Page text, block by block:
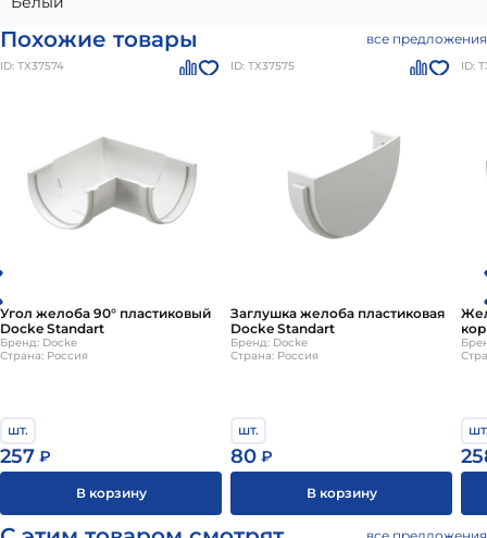
Похожие товары все предложения
ID: ТХ37574
Угол желоба 90° пластиковый
Docke Standart
Бренд: Docke
Страна: Россия
шт.
257 ₽
В корзину
ID: ТХ37575
Заглушка желоба пластиковая
Docke Standart
Бренд: Docke
Страна: Россия
шт.
80 ₽
В корзину
ID: